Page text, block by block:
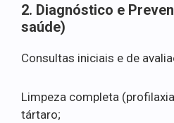
2. Diagnóstico e
saúde)
Consultas iniciais e de
Limpeza completa
tártaro;